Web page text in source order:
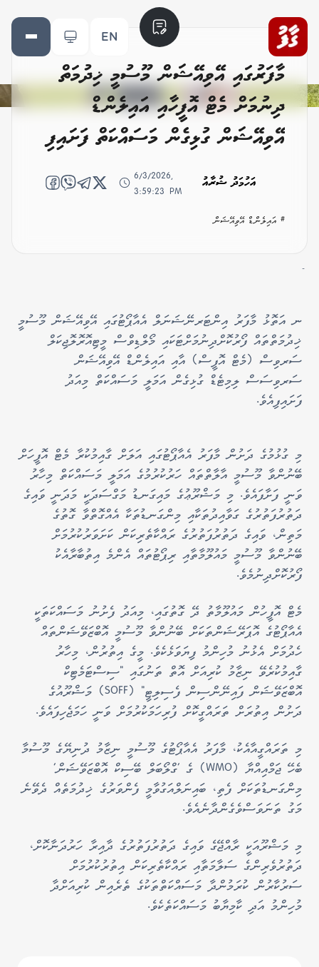
EN
މާފަރުގައި އޭވިއޭޝަން މޫސުމީ ޚިދުމަތް
ދިނުމަށް މެޓް އޮފީހާއި އައިލެންޑް
އޭވިއޭޝަން ގުޅިގެން މަސައްކަތް ފަށައިފި
އަހުމަދު ޝުރާއު
6/3/2026,
3:59:23 PM
# އައިލެންޑް އޭވިއޭޝަން
-
ނ އަތޮޅު މާފަރު އިންޓަރނޭޝަނަލް އެއާޕޯޓުގައި އޭވިއޭޝަން މޫސުމީ
ޚިދުމަތްތައް ފޯރުކޮށްދިނުމަށްޓަކައި މޯލްޑިވްސް މީޓިއޮރޮލޮޖިކަލް
ސަރވިސް (މެޓް އޮފީސް) އާއި އައިލެންޑް އޭވިއޭޝަން
ސަރވިސަސް ލިމިޓެޑް ގުޅިގެން އަމަލީ މަސައްކަތް މިއަދު
ފަށައިފިއެވެ.
މި ގުޅުމުގެ ދަށުން މާފަރު އެއާޕޯޓުގައި އަލަށް ގާއިމުކުރާ މެޓް އޮފީހަށް
ބޭނުންވާ މޫސުމީ އާލާތްތައް ހަރުކުރުމުގެ އަމަލީ މަސައްކަތް މިހާރު
ވަނީ ފަށާފައެވެ. މި މަޝްރޫޢުގެ މައިގަނޑު މަގްސަދަކީ މަދަނީ ވައިގެ
ދަތުރުފަތުރުގެ ގަވާއިދުތަކާއި މިންގަނޑުތަކާ އެއްގޮތްވާ ގޮތުގެ
މަތިން، ވައިގެ ދަތުރުފަތުރުގެ ރައްކާތެރިކަން ކަށަވަރުކުރުމަށް
ބޭނުންވާ މޫސުމީ މައުލޫމާތާއި ރިޕޯޓުތައް އެންމެ އިތުބާރާއެކު
ފޯރުކޮށްދިނުމެވެ.
މެޓް އޮފީހުން މައުލޫމާތު ދޭ ގޮތުގައި، މިއަދު ފެށުނު މަސައްކަތަކީ
އެއާޕޯޓުގެ އޮޕަރޭޝަންތަކަށް ބޭނުންވާ މޫސުމީ އޮބްޒަވޭޝަންތައް
ހެދުމަށް އެޅުނު މުހިންމު ފިޔަވަޅެކެވެ. މީގެ އިތުރުން، މިހާރު
ގާއިމުކުރެވޭ ނިޒާމު ކުރިއަށް އޮތް ތަނުގައި "ސިސްޓަމެޓިކް
އޮބްޒަވޭޝަން ފައިނޭންސިން ފެސިލިޓީ" (SOFF) މަޝްރޫއުގެ
ދަށުން އިތުރަށް ތަރައްގީކޮށް ފުރިހަމަކުރުމަށް ވަނީ ހަމަޖެހިފައެވެ.
މި ތަރައްގީއާއެކު، މާފަރު އެއާޕޯޓުގެ މޫސުމީ ނިޒާމު ދުނިޔޭގެ މޫސުމާ
ބެހޭ ޖަމްއިއްޔާ (WMO) ގެ 'ގްލޯބަލް ބޭސިކް އޮބްޒަވޭޝަން'
މިންގަނޑުތަކަށް ފެތި، ބައިނަލްއަގުވާމީ ފެންވަރުގެ ޚިދުމަތެއް ދެވޭނެ
މަގު ތަނަވަސްވެގެންދާނެއެވެ.
މި މަޝްރޫއަކީ ރާއްޖޭގެ ވައިގެ ދަތުރުފަތުރުގެ ދާއިރާ ހަރުދަނާކޮށް،
ދަތުރުވެރިންގެ ސަލާމަތާއި ރައްކާތެރިކަން އިތުރުކުރުމަށް
ސަރުކާރުން ކުރަމުންދާ މަސައްކަތްތަކުގެ ތެރެއިން ކުރިއަށްދާ
މުހިންމު އަދި ކާމިޔާބު މަސައްކަތެކެވެ.